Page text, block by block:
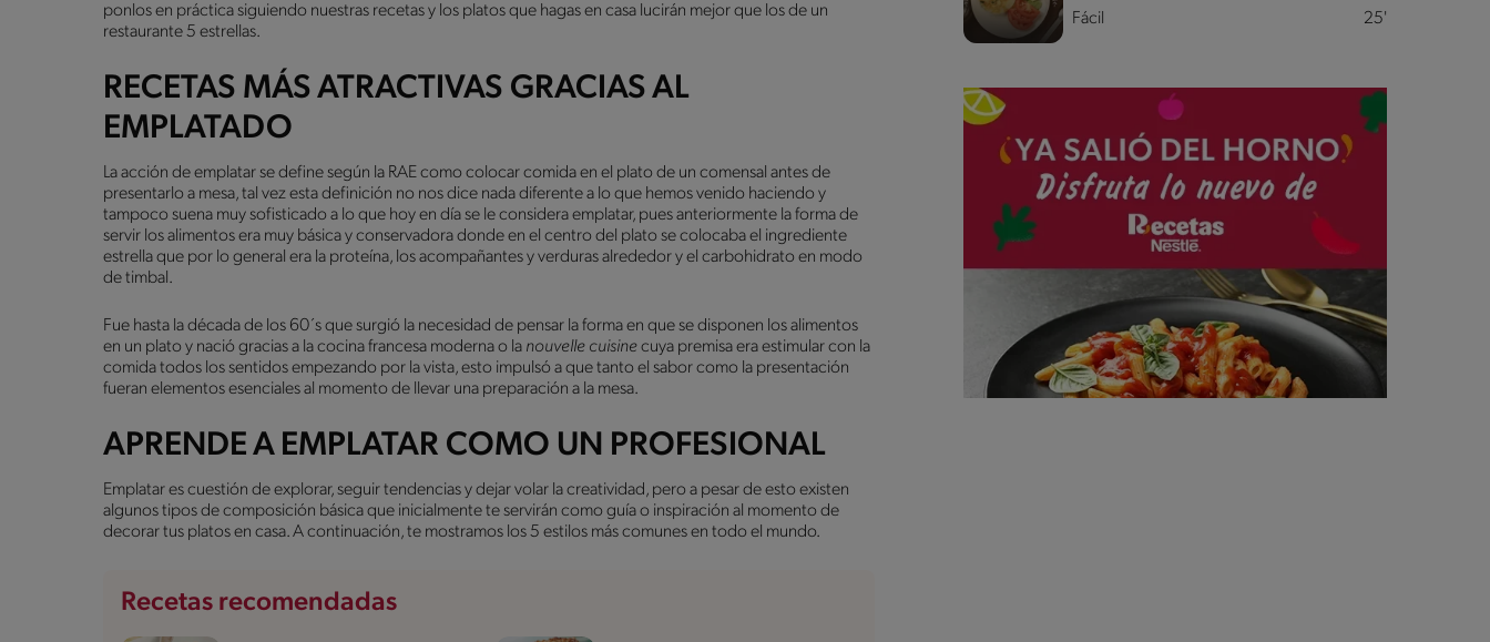
ponlos en práctica siguiendo nuestras recetas y los platos que hagas en casa lucirán mejor que los de un
restaurante 5 estrellas.
RECETAS MÁS ATRACTIVAS GRACIAS AL
EMPLATADO
La acción de emplatar se define según la RAE como colocar comida en el plato de un comensal antes de
presentarlo a mesa, tal vez esta definición no nos dice nada diferente a lo que hemos venido haciendo y
tampoco suena muy sofisticado a lo que hoy en día se le considera emplatar, pues anteriormente la forma de
servir los alimentos era muy básica y conservadora donde en el centro del plato se colocaba el ingrediente
estrella que por lo general era la proteína, los acompañantes y verduras alrededor y el carbohidrato en modo
de timbal.
Fue hasta la década de los 60´s que surgió la necesidad de pensar la forma en que se disponen los alimentos
en un plato y nació gracias a la cocina francesa moderna o la nouvelle cuisinecuya premisa era estimular con la
comida todos los sentidos empezando por la vista, esto impulsó a que tanto el sabor como la presentación
fueran elementos esenciales al momento de llevar una preparación a la mesa.
APRENDE A EMPLATAR COMO UN PROFESIONAL
Emplatar es cuestión de explorar, seguir tendencias y dejar volar la creatividad, pero a pesar de esto existen
algunos tipos de composición básica que inicialmente te servirán como guía o inspiración al momento de
decorar tus platos en casa. A continuación, te mostramos los 5 estilos más comunes en todo el mundo.
Recetas recomendadas
Fácil 25'